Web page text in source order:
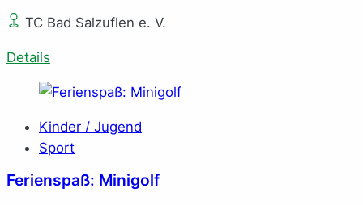
TC Bad Salzuflen e. V.
Details
Kinder / Jugend
Sport
Ferienspaß: Minigolf